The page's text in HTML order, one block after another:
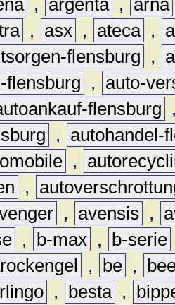
, argenta , arna
, asx , ateca ,
flensburg ,
flensburg
,
auto-
flensburg
,
autohandel-
,
,
, avensis ,
, b-max , b-serie
, be ,
, besta ,